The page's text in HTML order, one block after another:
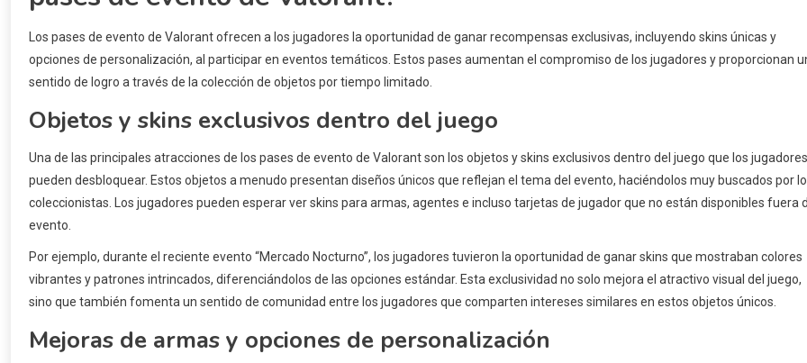
Los pases de evento de Valorant ofrecen a los jugadores la oportunidad de ganar recompensas exclusivas, incluyendo skins únicas y
opciones de personalización, al participar en eventos temáticos. Estos pases aumentan el compromiso de los jugadores y proporcionan
sentido de logro a través de la colección de objetos por tiempo limitado.
Objetos y skins exclusivos dentro del juego
Una de las principales atracciones de los pases de evento de Valorant son los objetos y skins exclusivos dentro del juego que los jugadores
pueden desbloquear. Estos objetos a menudo presentan diseños únicos que reflejan el tema del evento, haciéndolos muy buscados por
coleccionistas. Los jugadores pueden esperar ver skins para armas, agentes e incluso tarjetas de jugador que no están disponibles fuera
evento.
Por ejemplo, durante el reciente evento “Mercado Nocturno”, los jugadores tuvieron la oportunidad de ganar skins que mostraban colores
vibrantes y patrones intrincados, diferenciándolos de las opciones estándar. Esta exclusividad no solo mejora el atractivo visual del juego,
sino que también fomenta un sentido de comunidad entre los jugadores que comparten intereses similares en estos objetos únicos.
Mejoras de armas y opciones de personalización